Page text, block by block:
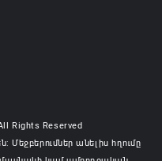
Rights Reserved
անելիս հղումը